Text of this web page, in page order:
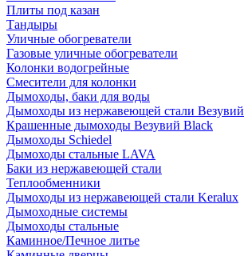
Плиты под казан
Тандыры
Уличные обогреватели
Газовые уличные обогреватели
Колонки водогрейные
Смесители для колонки
Дымоходы, баки для воды
Дымоходы из нержавеющей стали Везувий
Крашенные дымоходы Везувий Black
Дымоходы Schiedel
Дымоходы стальные LAVA
Баки из нержавеющей стали
Теплообменники
Дымоходы из нержавеющей стали Keralux
Дымоходные системы
Дымоходы стальные
Каминное/Печное литье